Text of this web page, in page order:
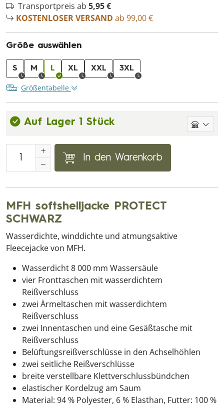
Transportpreis ab 5,95 €
KOSTENLOSER VERSAND ab 99,00 €
Größe auswählen
S M L XL XXL 3XL
Größentabelle
Auf Lager 1 Stück
In den Warenkorb
MFH softshelljacke PROTECT
SCHWARZ
Wasserdichte, winddichte und atmungsaktive
Fleecejacke von MFH.
Wasserdicht 8 000 mm Wassersäule
vier Fronttaschen mit wasserdichtem
Reißverschluss
zwei Ärmeltaschen mit wasserdichtem
Reißverschluss
zwei Innentaschen und eine Gesäßtasche mit
Reißverschluss
Belüftungsreißverschlüsse in den Achselhöhlen
zwei seitliche Reißverschlüsse
breite verstellbare Klettverschlussbündchen
elastischer Kordelzug am Saum
Material: 94 % Polyester, 6 % Elasthan, Futter: 100 %